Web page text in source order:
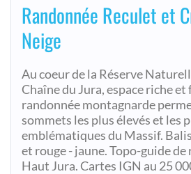
Randonnée Reculet et
Neige
Au coeur de la Réserve
Chaîne du Jura, espace riche
randonnée montagnarde
sommets les plus élevés et les
emblématiques du Massif.
et rouge - jaune. Topo-guide de
Haut Jura. Cartes IGN au 25